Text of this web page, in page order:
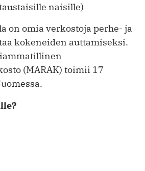
naisille)
on omia verkostoja perhe- ja
kokeneiden auttamiseksi.
(MARAK) toimii 17